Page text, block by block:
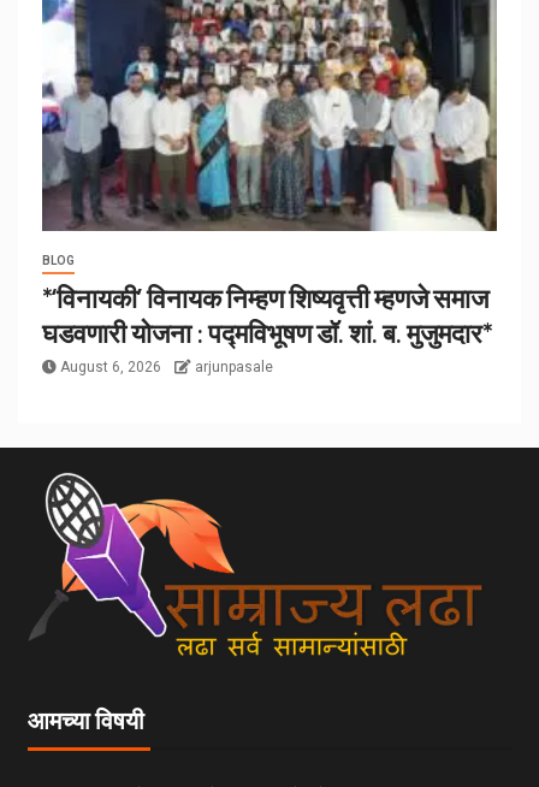
BLOG
*‘विनायकी’ विनायक निम्हण शिष्यवृत्ती म्हणजे समाज
घडवणारी योजना : पद्मविभूषण डॉ. शां. ब. मुजुमदार*
August 6, 2026 arjunpasale
आमच्या विषयी